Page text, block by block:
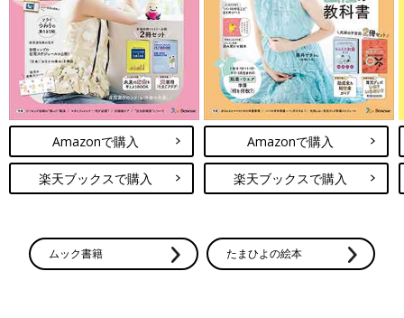
Amazonで購入
楽天ブックスで購入
Amazonで購入
楽天ブックスで購入
ムック書籍 たまひよの絵本